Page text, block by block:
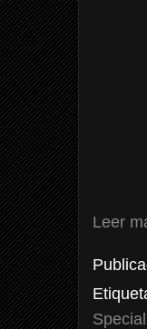
Leer
Special